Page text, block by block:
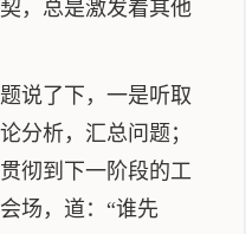
，总是激发着其他
说了下，一是听取
分析，汇总问题；
彻到下一阶段的工
场，道：“谁先